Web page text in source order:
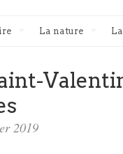
La nature
2019